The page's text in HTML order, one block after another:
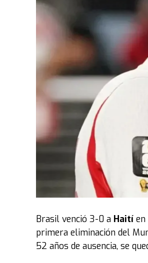
Brasil venció 3-0 a Haití
primera eliminación del
52 años de ausencia, se